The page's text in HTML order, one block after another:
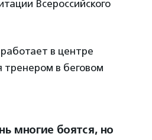
Всероссийского
работает в центре
тренером в беговом
многие боятся, но